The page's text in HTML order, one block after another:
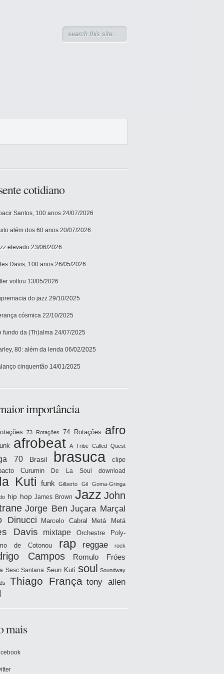
cotidiano
Santos, 100 anos 24/07/2026
além dos 60 anos 20/07/2026
elevado 23/06/2026
Davis, 100 anos 26/05/2026
voltou 13/05/2026
do jazz 29/10/2025
cósmica 22/10/2025
fundo da (Th)alma 24/07/2025
80: além da lenda 06/02/2025
cinquentão 14/01/2025
importância
73 Rotações 74 Rotações afro
afrobeat A Tribe Called Quest
70 Brasil brasuca
clipe
Curumin De La Soul download
Kuti funk Gilberto Gil Goma-Gringa
hip hop James Brown Jazz John
Jorge Ben Juçara Marçal
Dinucci Marcelo Cabral Metá Metá
Davis mixtape
Orchestre Poly-
de Cotonou
rap reggae rock
Campos Romulo Fróes
Sesc Santana Seun Kuti soul Soundway
Thiago França tony allen
mais